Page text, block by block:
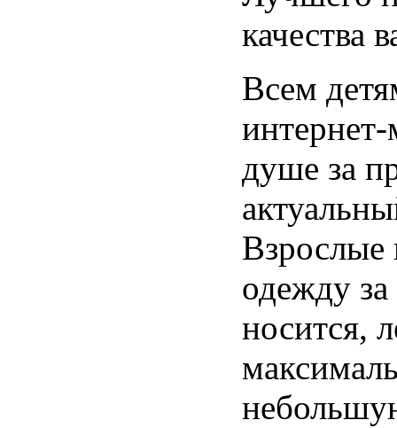
качества
Всем
душе за
Взрослые
одежду
носится,